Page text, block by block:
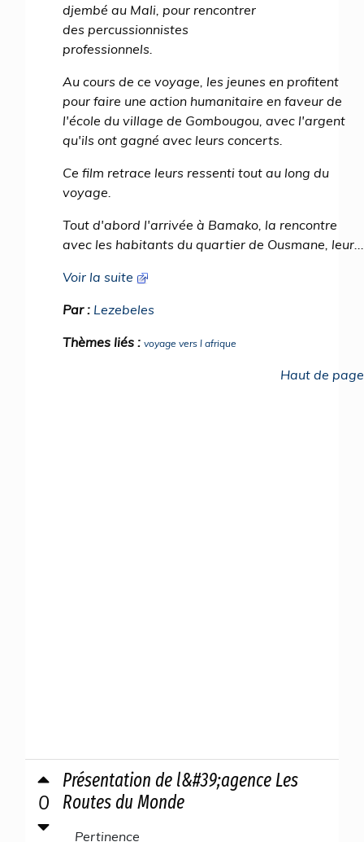
djembé au Mali, pour rencontrer
des percussionnistes
professionnels.
Au cours de ce voyage, les jeunes en profitent
pour faire une action humanitaire en faveur de
l'école du village de Gombougou, avec l'argent
qu'ils ont gagné avec leurs concerts.
Ce film retrace leurs ressenti tout au long du
voyage.
Tout d'abord l'arrivée à Bamako, la rencontre
avec les habitants du quartier de Ousmane, leur...
Voir la suite
Par : Lezebeles
Thèmes liés : voyage vers l afrique
Haut de page
0
Présentation de l&#39;agence Les
Routes du Monde
Pertinence